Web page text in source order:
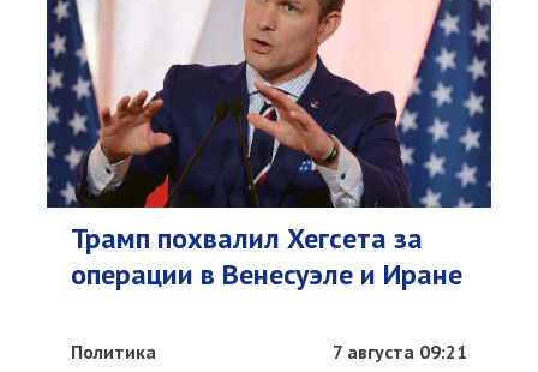
Трамп похвалил Хегсета за
операции в Венесуэле и Иране
Политика 7 августа 09:21